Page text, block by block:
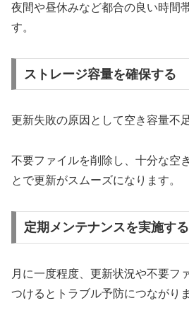
夜間や昼休みなど都合の良い時間
す。
ストレージ容量を確保する
更新失敗の原因として空き容量不
不要ファイルを削除し、十分な空
とで更新がスムーズになります。
定期メンテナンスを実施する
月に一度程度、更新状況や不要フ
つけるとトラブル予防につながりま